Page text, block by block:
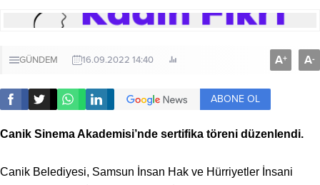
GÜNDEM 16.09.2022 14:40 A+ A-
ABONE OL
Canik Sinema Akademisi’nde sertifika töreni düzenlendi.
Canik Belediyesi, Samsun İnsan Hak ve Hürriyetler İnsani